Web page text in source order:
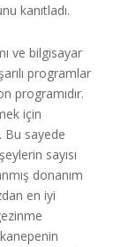
kanıtladı.
ve bilgisayar
programlar
programıdır.
için
Bu sayede
sayısı
donanım
en iyi